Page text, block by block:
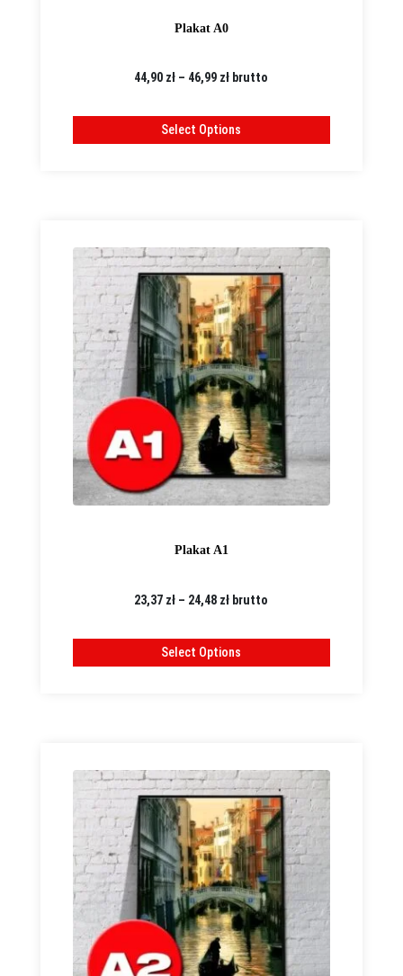
Plakat A0
44,90 zł – 46,99 złZakres
44,90 zł
brutto
Select Options
Plakat A1
23,37 zł – 24,48 złZakres
23,37 zł
brutto
Select Options